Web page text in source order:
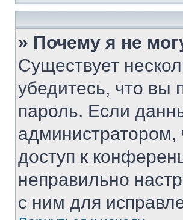
» Почему я не
Существует
убедитесь, что вы
пароль. Если
доступ к
неправильно
с ним для